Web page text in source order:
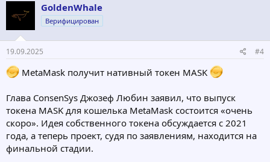
GoldenWhale
Верифицирован
19.09.2025 #4
MetaMask получит нативный токен MASK
Глава ConsenSys Джозеф Любин заявил, что выпуск
токена MASK для кошелька MetaMask состоится «очень
скоро». Идея собственного токена обсуждается с 2021
года, а теперь проект, судя по заявлениям, находится на
финальной стадии.